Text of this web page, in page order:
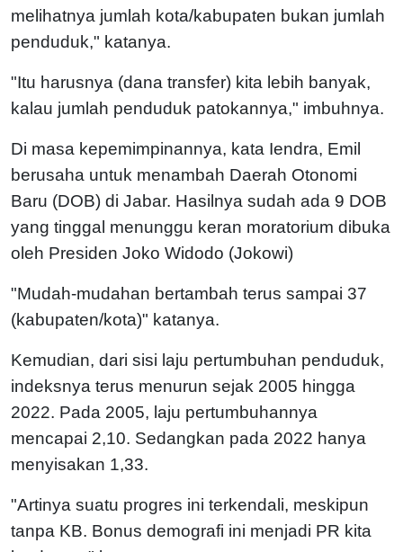
melihatnya jumlah kota/kabupaten bukan jumlah
penduduk," katanya.
"Itu harusnya (dana transfer) kita lebih banyak,
kalau jumlah penduduk patokannya," imbuhnya.
Di masa kepemimpinannya, kata Iendra, Emil
berusaha untuk menambah Daerah Otonomi
Baru (DOB) di Jabar. Hasilnya sudah ada 9 DOB
yang tinggal menunggu keran moratorium dibuka
oleh Presiden Joko Widodo (Jokowi)
"Mudah-mudahan bertambah terus sampai 37
(kabupaten/kota)" katanya.
Kemudian, dari sisi laju pertumbuhan penduduk,
indeksnya terus menurun sejak 2005 hingga
2022. Pada 2005, laju pertumbuhannya
mencapai 2,10. Sedangkan pada 2022 hanya
menyisakan 1,33.
"Artinya suatu progres ini terkendali, meskipun
tanpa KB. Bonus demografi ini menjadi PR kita